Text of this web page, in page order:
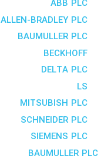
ABB PLC
ALLEN-BRADLEY PLC
BAUMULLER PLC
BECKHOFF
DELTA PLC
LS
MITSUBISH PLC
SCHNEIDER PLC
SIEMENS PLC
BAUMULLER PLC